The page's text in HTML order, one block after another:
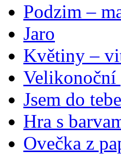
Podzim –
Jaro
Květiny –
Velikonoční
Jsem do
Hra s
Ovečka z